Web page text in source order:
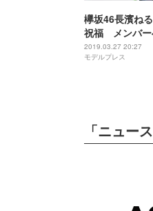
欅坂46長濱ね
祝福 メンバー
までの活動を明
2019.03.27 20:27
モデルプレス
「ニュー